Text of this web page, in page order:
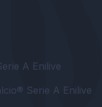
A Enilive
Serie A Enilive